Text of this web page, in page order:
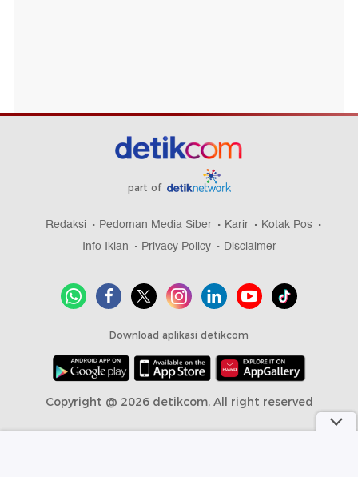
part of
Redaksi Pedoman Media Siber Karir
Kotak Pos
Info Iklan
Privacy Policy Disclaimer
Download aplikasi detikcom
Copyright @ 2026 detikcom, All right reserved